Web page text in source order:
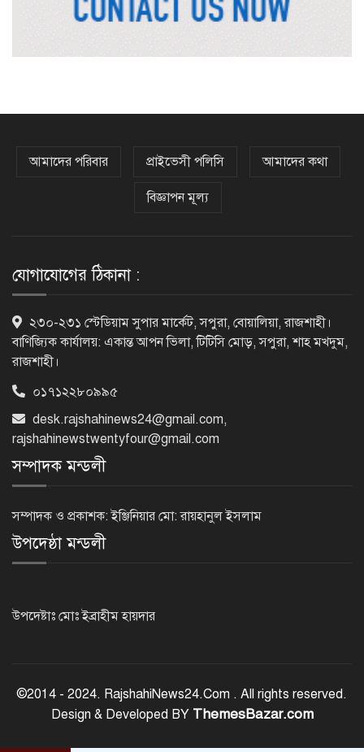
প্রাক্তনের স্মৃতিতে গভীর রাতে ঘুম উধাও?
অঞ্চলে হতে পারে ভারী বর্ষণ
সৌদি আরব, পাকিস্তান ও তুরস্কের মধ্যে
যৌথ প্রতিরক্ষা চুক্তি স্বাক্ষর
অধিবেশন
আহ্বান এমপি জামালের
আমাদের পরিবার প্রাইভেসী পলিসি আমাদের কথা
বিজ্ঞাপন মূল্য
যোগাযোগের ঠিকানা :
২৩০-২৩১ স্টেডিয়াম সুপার মার্কেট, সপুরা, বোয়ালিয়া, রাজশাহী।
বাণিজ্যিক কার্যালয়: একান্ত আপন ভিলা, টিটিসি মোড়, সপুরা, শাহ মখদুম,
রাজশাহী।
০১৭১২২৮০৯৯৫
desk.rajshahinews24@gmail.com,
rajshahinewstwentyfour@gmail.com
সম্পাদক মন্ডলী
সম্পাদক ও প্রকাশক: ইঞ্জিনিয়ার মো: রায়হানুল ইসলাম
উপদেষ্ঠা মন্ডলী
উপদেষ্টাঃ মোঃ ইব্রাহীম হায়দার
©2014 - 2024. RajshahiNews24.Com . All rights reserved.
Design & Developed BY ThemesBazar.com